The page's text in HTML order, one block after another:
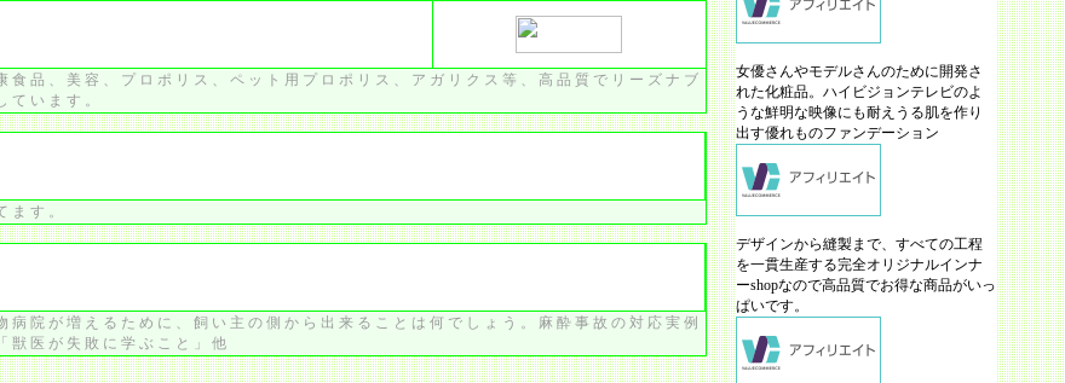
食品、美容、プロポリス、ペット用プロポリス、アガリクス等、高品質でリーズナブ
ています。
ます。
院が増えるために、飼い主の側から出来ることは何でしょう。麻酔事故の対応実例
獣医が失敗に学ぶこと」他
女優さんやモデルさんのために開発さ
れた化粧品。ハイビジョンテレビのよ
うな鮮明な映像にも耐えうる肌を作り
出す優れものファンデーション
デザインから縫製まで、すべての工程
を一貫生産する完全オリジナルインナ
ーshopなので高品質でお得な商品がいっ
ぱいです。